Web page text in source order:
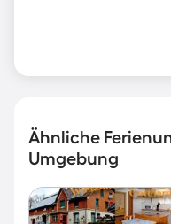
Ähnliche
Umgebung